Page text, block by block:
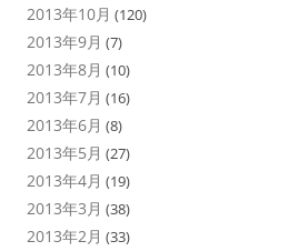
2013年10月 (120)
2013年9月 (7)
2013年8月 (10)
2013年7月 (16)
2013年6月 (8)
2013年5月 (27)
2013年4月 (19)
2013年3月 (38)
2013年2月 (33)